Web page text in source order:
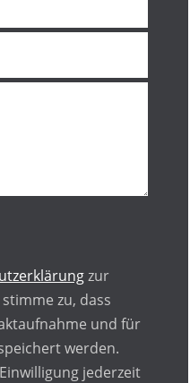
zur
zu, dass
und für
werden.
jederzeit